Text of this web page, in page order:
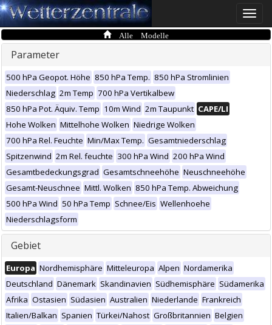
Toggle
Alle Modelle
Parameter
500 hPa Geopot. Höhe 850 hPa Temp. 850 hPa Stromlinien
Niederschlag 2m Temp 700 hPa Vertikalbew
850 hPa Pot. Äquiv. Temp 10m Wind 2m Taupunkt CAPE/LI
Hohe Wolken Mittelhohe Wolken Niedrige Wolken
700 hPa Rel. Feuchte Min/Max Temp. Gesamtniederschlag
Spitzenwind 2m Rel. feuchte 300 hPa Wind 200 hPa Wind
Gesamtbedeckungsgrad Gesamtschneehöhe Neuschneehöhe
Gesamt-Neuschnee Mittl. Wolken 850 hPa Temp. Abweichung
500 hPa Wind 50 hPa Temp Schnee/Eis Wellenhoehe
Niederschlagsform
Gebiet
Europa Nordhemisphäre Mitteleuropa Alpen Nordamerika
Deutschland Dänemark Skandinavien Südhemisphäre Südamerika
Afrika Ostasien Südasien Australien Niederlande Frankreich
Italien/Balkan Spanien Türkei/Nahost Großbritannien Belgien